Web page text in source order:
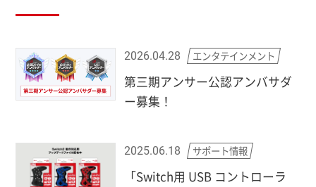
2026.04.28 エンタテインメント
第三期アンサー公認アンバサダ
ー募集！
2025.06.18 サポート情報
「Switch用 USB コントローラ